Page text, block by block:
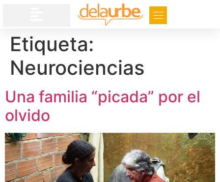
Etiqueta:
Neurociencias
Una familia “picada” por el
olvido